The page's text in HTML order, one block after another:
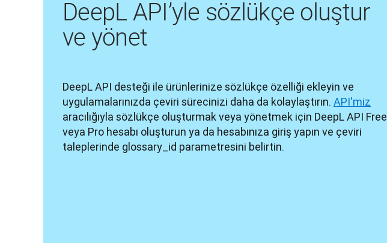
DeepL API’yle sözlükçe oluştur
ve yönet
DeepL API desteği ile ürünlerinize sözlükçe özelliği ekleyin ve
uygulamalarınızda çeviri sürecinizi daha da kolaylaştırın. API'miz
aracılığıyla sözlükçe oluşturmak veya yönetmek için DeepL API Free
veya Pro hesabı oluşturun ya da hesabınıza giriş yapın ve çeviri
taleplerinde glossary_id parametresini belirtin.